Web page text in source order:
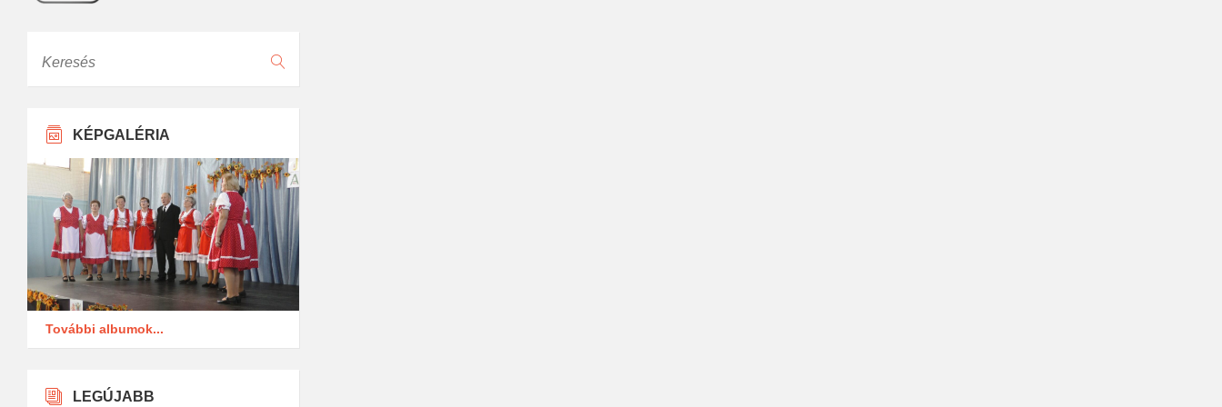
KÉPGALÉRIA
További albumok...
LEGÚJABB